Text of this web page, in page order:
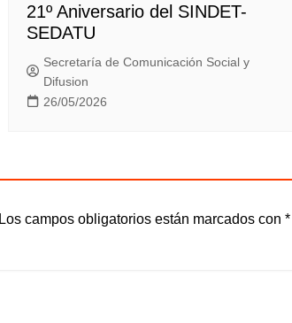
21º Aniversario del SINDET-
SEDATU
Secretaría de Comunicación Social y
Difusion
26/05/2026
Los campos obligatorios están marcados con *